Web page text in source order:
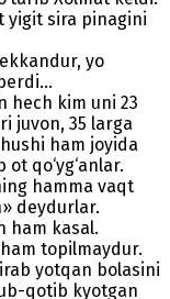
yigit sira pinagini
yo
hech kim uni 23
juvon, 35 larga
ham joyida
qo‘yg‘anlar.
hamma vaqt
deydurlar.
ham kasal.
topilmaydur.
yotqan bolasini
qotib kyotgan